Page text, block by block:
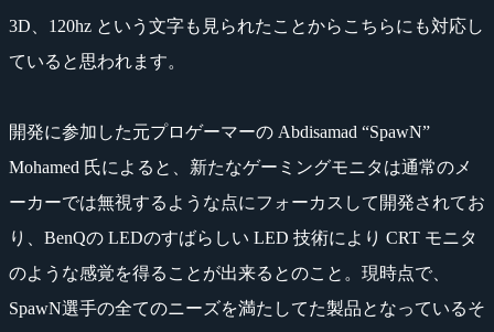
3D、120hz という文字も見られたことからこちらにも対応し
ていると思われます。
開発に参加した元プロゲーマーの Abdisamad “SpawN”
Mohamed 氏によると、新たなゲーミングモニタは通常のメ
ーカーでは無視するような点にフォーカスして開発されてお
り、BenQの LEDのすばらしい LED 技術により CRT モニタ
のような感覚を得ることが出来るとのこと。現時点で、
SpawN選手の全てのニーズを満たしてた製品となっているそ